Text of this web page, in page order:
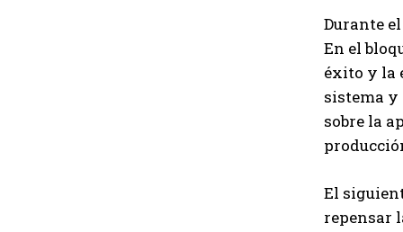
Durante
En el
éxito y la
sistema y
sobre la
El
repensar